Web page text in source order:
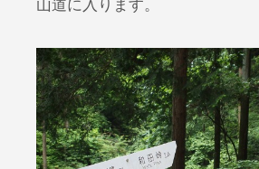
山道に入ります。